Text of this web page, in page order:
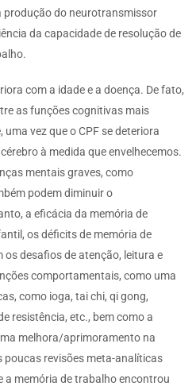
produção do neurotransmissor
da capacidade de resolução de
com a idade e a doença. De fato,
as funções cognitivas mais
uma vez que o CPF se deteriora
à medida que envelhecemos.
mentais graves, como
podem diminuir o
a eficácia da memória de
os déficits de memória de
desafios de atenção, leitura e
comportamentais, como uma
como ioga, tai chi, qi gong,
resistência, etc., bem como a
melhora/aprimoramento na
poucas revisões meta-analíticas
a memória de trabalho encontrou